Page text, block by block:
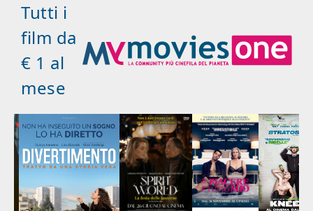
Tutti i
film da
€ 1 al
mese